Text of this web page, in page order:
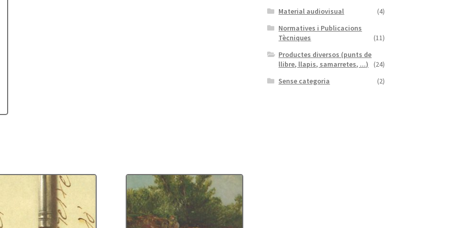
Material audiovisual
(4)
Normatives i Publicacions
Tècniques
(11)
Productes diversos (punts de
llibre, llapis, samarretes, ...)
(24)
Sense categoria
(2)